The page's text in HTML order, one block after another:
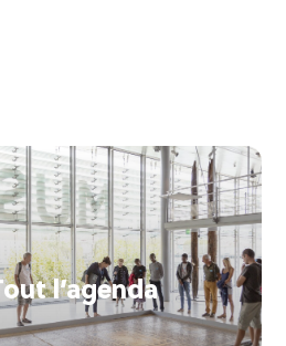
l’agenda